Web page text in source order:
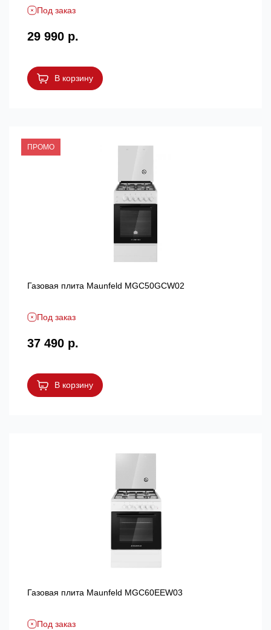
Под заказ
29 990 р.
В корзину
ПРОМО
Газовая плита Maunfeld MGC50GCW02
Под заказ
37 490 р.
В корзину
Газовая плита Maunfeld MGC60EEW03
Под заказ